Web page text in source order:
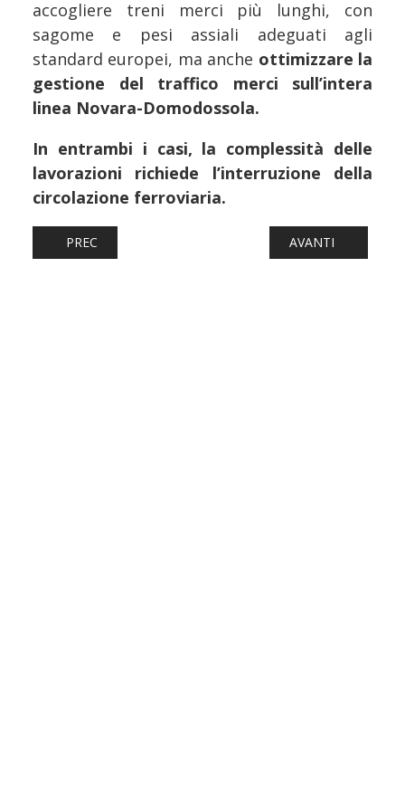
accogliere treni merci più lunghi, con
sagome e pesi assiali adeguati agli
standard europei, ma anche ottimizzare la
gestione del traffico merci sull’intera
linea Novara-Domodossola.
In entrambi i casi, la complessità delle
lavorazioni richiede l’interruzione della
circolazione ferroviaria.
ARTICOLO PRECEDENTE: FERROVIE: LINEA DEL
PREC ARTICOLO
AVANTI